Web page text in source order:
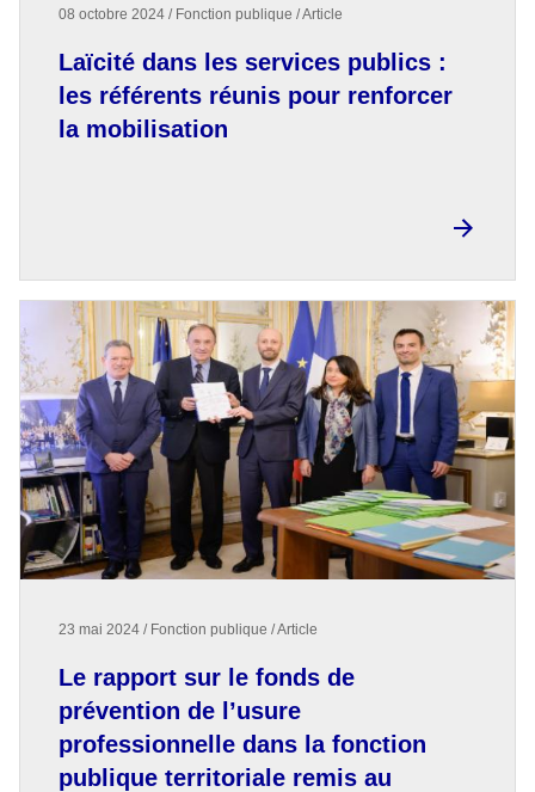
Laïcité dans les services publics :
les référents réunis pour renforcer
la mobilisation
08 octobre 2024 / Fonction publique / Article
Le rapport sur le fonds de
prévention de l’usure
professionnelle dans la fonction
publique territoriale remis au
23 mai 2024 / Fonction publique / Article